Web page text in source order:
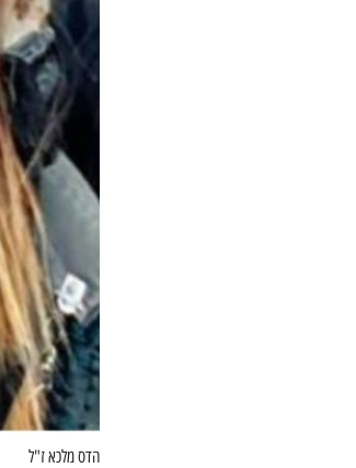
הדס מלכא ז"ל